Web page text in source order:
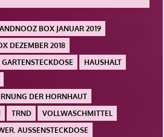
BOX JANUAR 2019
DEZEMBER 2018
GARTENSTECKDOSE
HAUSHALT
DER HORNHAUT
TRND
VOLLWASCHMITTEL
AUSSENSTECKDOSE